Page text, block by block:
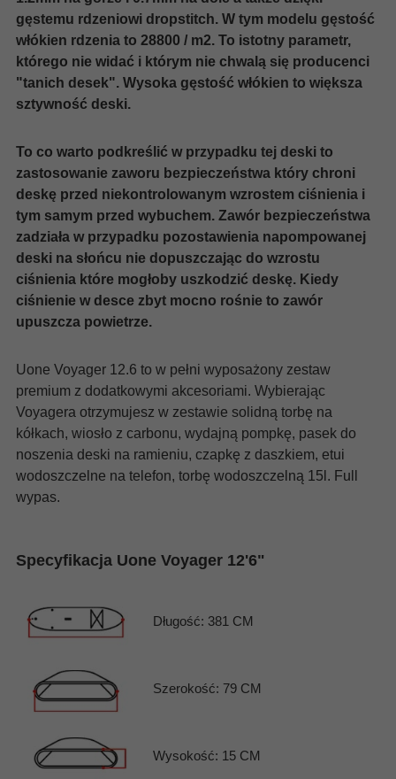
gęstemu rdzeniowi dropstitch. W tym modelu gęstość
włókien rdzenia to 28800 / m2. To istotny parametr,
którego nie widać i którym nie chwalą się producenci
"tanich desek". Wysoka gęstość włókien to większa
sztywność deski.
To co warto podkreślić w przypadku tej deski to
zastosowanie zaworu bezpieczeństwa który chroni
deskę przed niekontrolowanym wzrostem ciśnienia i
tym samym przed wybuchem. Zawór bezpieczeństwa
zadziała w przypadku pozostawienia napompowanej
deski na słońcu nie dopuszczając do wzrostu
ciśnienia które mogłoby uszkodzić deskę. Kiedy
ciśnienie w desce zbyt mocno rośnie to zawór
upuszcza powietrze.
Uone Voyager 12.6 to w pełni wyposażony zestaw
premium z dodatkowymi akcesoriami. Wybierając
Voyagera otrzymujesz w zestawie solidną torbę na
kółkach, wiosło z carbonu, wydajną pompkę, pasek do
noszenia deski na ramieniu, czapkę z daszkiem, etui
wodoszczelne na telefon, torbę wodoszczelną 15l. Full
wypas.
Specyfikacja Uone Voyager 12'6"
Długość: 381 CM
Szerokość: 79 CM
Wysokość: 15 CM